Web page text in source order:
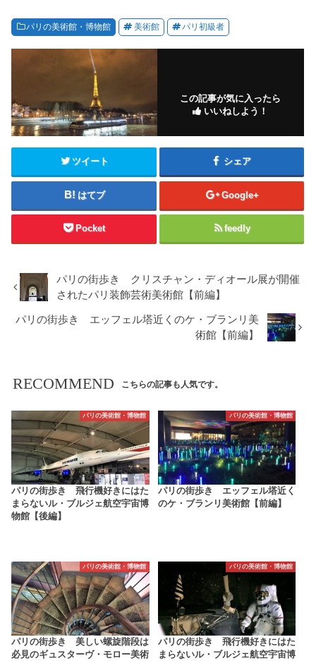
パリの美術館・博物館 美術館 パリ初級者
この記事が気に入ったら
いいねしよう！
ツイート シェア
はてブ Google+
Pocket feedly
パリの街歩き クリスチャン・ディオール展が開催
されたパリ装飾芸術美術館【前編】
パリの街歩き エッフェル塔近くのケ・ブランリ美
術館【前編】
RECOMMEND こちらの記事も人気です。
パリの美術館・博物館
パリの街歩き 飛行機好きにはた
まらないル・ブルジェ航空宇宙博
物館【後編】
パリの美術館・博物館
パリの街歩き エッフェル塔近く
のケ・ブランリ美術館【前編】
パリの美術館・博物館
パリの街歩き 美しい螺旋階段は
必見のギュスターヴ・モロー美術
パリの美術館・博物館
パリの街歩き 飛行機好きにはた
まらないル・ブルジェ航空宇宙博